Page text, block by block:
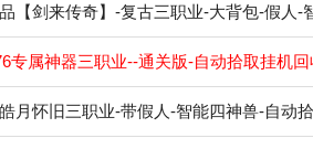
【剑来传奇】-复古三职业-大背包-假人
专属神器三职业--通关版-自动拾取挂机
月怀旧三职业-带假人-智能四神兽-自动